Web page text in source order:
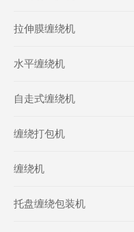
拉伸膜缠绕机
水平缠绕机
自走式缠绕机
缠绕打包机
缠绕机
托盘缠绕包装机